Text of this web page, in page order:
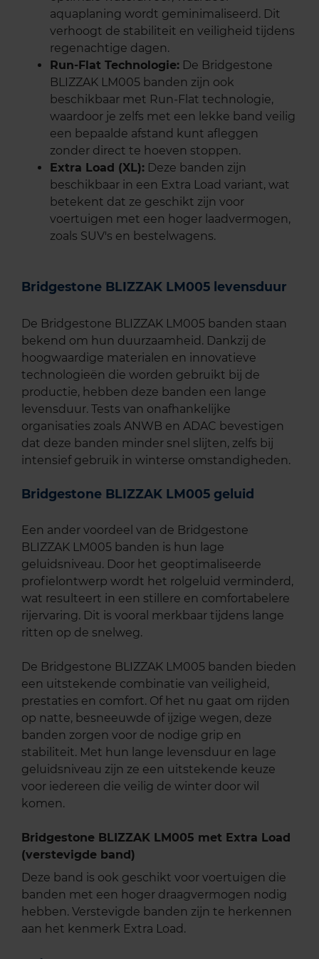
aquaplaning wordt geminimaliseerd. Dit
verhoogt de stabiliteit en veiligheid tijdens
regenachtige dagen.
Run-Flat Technologie: De Bridgestone
BLIZZAK LM005 banden zijn ook
beschikbaar met Run-Flat technologie,
waardoor je zelfs met een lekke band veilig
een bepaalde afstand kunt afleggen
zonder direct te hoeven stoppen.
Extra Load (XL): Deze banden zijn
beschikbaar in een Extra Load variant, wat
betekent dat ze geschikt zijn voor
voertuigen met een hoger laadvermogen,
zoals SUV's en bestelwagens.
Bridgestone BLIZZAK LM005 levensduur
De Bridgestone BLIZZAK LM005 banden staan
bekend om hun duurzaamheid. Dankzij de
hoogwaardige materialen en innovatieve
technologieën die worden gebruikt bij de
productie, hebben deze banden een lange
levensduur. Tests van onafhankelijke
organisaties zoals ANWB en ADAC bevestigen
dat deze banden minder snel slijten, zelfs bij
intensief gebruik in winterse omstandigheden.
Bridgestone BLIZZAK LM005 geluid
Een ander voordeel van de Bridgestone
BLIZZAK LM005 banden is hun lage
geluidsniveau. Door het geoptimaliseerde
profielontwerp wordt het rolgeluid verminderd,
wat resulteert in een stillere en comfortabelere
rijervaring. Dit is vooral merkbaar tijdens lange
ritten op de snelweg.
De Bridgestone BLIZZAK LM005 banden bieden
een uitstekende combinatie van veiligheid,
prestaties en comfort. Of het nu gaat om rijden
op natte, besneeuwde of ijzige wegen, deze
banden zorgen voor de nodige grip en
stabiliteit. Met hun lange levensduur en lage
geluidsniveau zijn ze een uitstekende keuze
voor iedereen die veilig de winter door wil
komen.
Bridgestone BLIZZAK LM005 met Extra Load
(verstevigde band)
Deze band is ook geschikt voor voertuigen die
banden met een hoger draagvermogen nodig
hebben. Verstevigde banden zijn te herkennen
aan het kenmerk Extra Load.